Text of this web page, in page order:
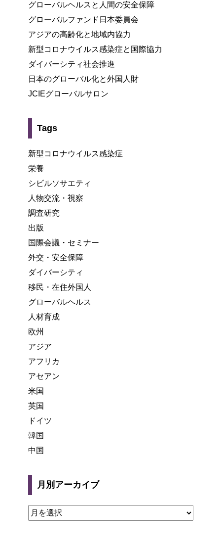
グローバルヘルスと人間の安全保障
グローバルファンド日本委員会
アジアの高齢化と地域内協力
新型コロナウイルス感染症と国際協力
ダイバーシティ社会推進
日本のグローバル化と外国人財
JCIEグローバルサロン
Tags
新型コロナウイルス感染症
栄養
シビルソサエティ
人物交流・視察
調査研究
出版
国際会議・セミナー
外交・安全保障
ダイバーシティ
移民・在住外国人
グローバルヘルス
人材育成
欧州
アジア
アフリカ
アセアン
米国
英国
ドイツ
韓国
中国
月別アーカイブ